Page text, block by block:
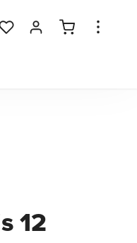
Du hast 0 Produkte auf dem
12